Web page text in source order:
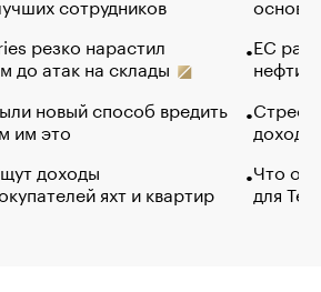
резко нарастил
до атак на склады
новый способ вредить
им это
доходы
яхт и квартир
ЕС
нефти
Что
для